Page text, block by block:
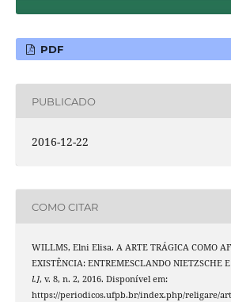
PDF
PUBLICADO
2016-12-22
COMO CITAR
WILLMS, Elni Elisa. A ARTE TRÁGICA COMO
EXISTÊNCIA: ENTREMESCLANDO NIETZSCHE E
l.], v. 8, n. 2, 2016. Disponível em:
https://periodicos.ufpb.br/index.php/religare/